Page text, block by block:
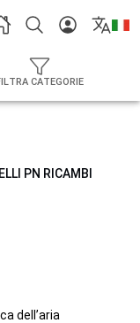
CATEGORIE
PN RICAMBI
dell’aria